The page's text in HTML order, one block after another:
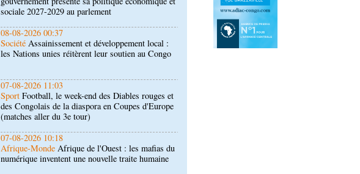
07-08-2026 11:03
SportFootball, le week-end des Diables rouges et
des Congolais de la diaspora en Coupes d'Europe
07-08-2026 10:18
Afrique-MondeAfrique de l'Ouest : les mafias du
numérique inventent une nouvelle traite humaine
07-08-2026 10:10
SportNzango: Sylvie Malonga élue présidente du
bureau exécutif d’Afis sport Pointe-Noire